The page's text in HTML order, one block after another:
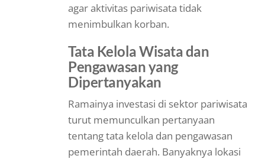
agar aktivitas pariwisata tidak
menimbulkan korban.
Tata Kelola Wisata dan
Pengawasan yang
Dipertanyakan
Ramainya investasi di sektor pariwisata
turut memunculkan pertanyaan
tentang tata kelola dan pengawasan
pemerintah daerah. Banyaknya lokasi